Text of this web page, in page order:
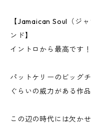
【Jamaican Soul（ジ
ンド】
イントロから最高です！
パットケリーのビッグ
ぐらいの威力がある作
この辺の時代には欠か